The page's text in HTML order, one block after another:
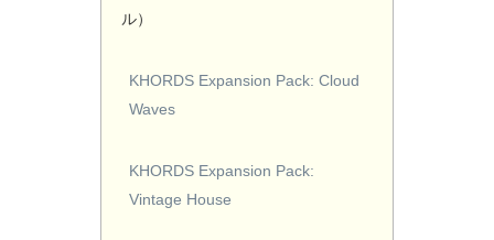
ル）
KHORDS Expansion Pack: Cloud
Waves
KHORDS Expansion Pack:
Vintage House